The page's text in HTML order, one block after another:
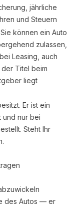
jährliche
und Steuern
können ein Auto
zulassen,
Leasing, auch
Titel beim
liegt
Er ist ein
und nur bei
Steht Ihr
des Autos — er